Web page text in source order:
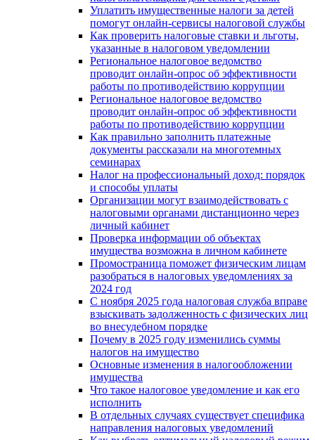
Уплатить имущественные налоги за детей
помогут онлайн-сервисы налоговой службы
Как проверить налоговые ставки и льготы,
указанные в налоговом уведомлении
Региональное налоговое ведомство
проводит онлайн-опрос об эффективности
работы по противодействию коррупции
Региональное налоговое ведомство
проводит онлайн-опрос об эффективности
работы по противодействию коррупции
Как правильно заполнить платежные
документы рассказали на многотемных
семинарах
Налог на профессиональный доход: порядок
и способы уплаты
Организации могут взаимодействовать c
налоговыми органами дистанционно через
личный кабинет
Проверка информации об объектах
имущества возможна в личном кабинете
Промостраница поможет физическим лицам
разобраться в налоговых уведомлениях за
2024 год
С ноября 2025 года налоговая служба вправе
взыскивать задолженность с физических лиц
во внесудебном порядке
Почему в 2025 году изменились суммы
налогов на имущество
Основные изменения в налогообложении
имущества
Что такое налоговое уведомление и как его
исполнить
В отдельных случаях существует специфика
направления налоговых уведомлений